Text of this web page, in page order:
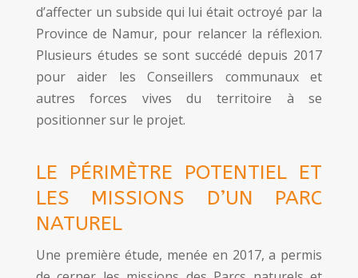
d’affecter un subside qui lui était octroyé par la
Province de Namur, pour relancer la réflexion.
Plusieurs études se sont succédé depuis 2017
pour aider les Conseillers communaux et
autres forces vives du territoire à se
positionner sur le projet.
LE PÉRIMÈTRE POTENTIEL ET
LES MISSIONS D’UN PARC
NATUREL
Une première étude, menée en 2017, a permis